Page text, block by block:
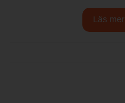
Läs mer